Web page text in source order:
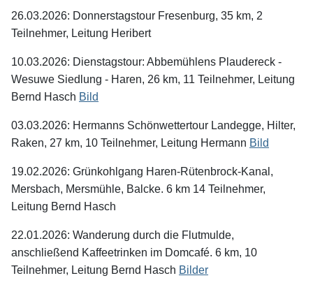
26.03.2026: Donnerstagstour Fresenburg, 35 km, 2
Teilnehmer, Leitung Heribert
10.03.2026: Dienstagstour: Abbemühlens Plaudereck -
Wesuwe Siedlung - Haren, 26 km, 11 Teilnehmer, Leitung
Bernd Hasch Bild
03.03.2026: Hermanns Schönwettertour Landegge, Hilter,
Raken, 27 km, 10 Teilnehmer, Leitung Hermann Bild
19.02.2026: Grünkohlgang Haren-Rütenbrock-Kanal,
Mersbach, Mersmühle, Balcke. 6 km 14 Teilnehmer,
Leitung Bernd Hasch
22.01.2026: Wanderung durch die Flutmulde,
anschließend Kaffeetrinken im Domcafé. 6 km, 10
Teilnehmer, Leitung Bernd Hasch Bilder